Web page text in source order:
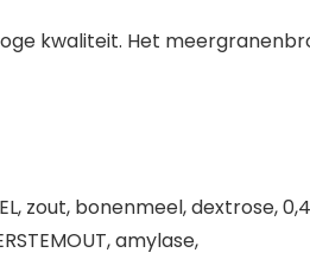
kwaliteit. Het
zout, bonenmeel, dextrose,
amylase,